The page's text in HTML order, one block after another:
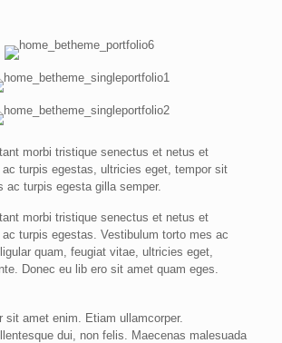
morbi tristique senectus et netus et
ac turpis egestas, ultricies eget, tempor sit
ac turpis egesta gilla semper.
morbi tristique senectus et netus et
turpis egestas. Vestibulum torto mes ac
quam, feugiat vitae, ultricies eget,
Donec eu lib ero sit amet quam eges.
sit amet enim. Etiam ullamcorper.
dui, non felis. Maecenas malesuada